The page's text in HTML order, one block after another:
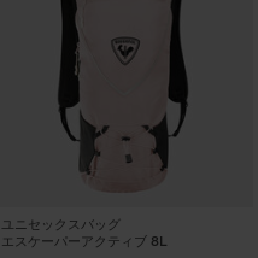
ユニセックスバッグ
エスケーパーアクティブ 8L